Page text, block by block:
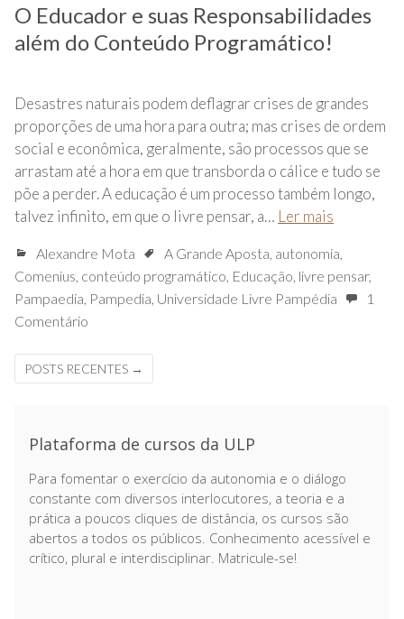
O Educador e suas Responsabilidades
além do Conteúdo Programático!
Desastres naturais podem deflagrar crises de grandes
proporções de uma hora para outra; mas crises de ordem
social e econômica, geralmente, são processos que se
arrastam até a hora em que transborda o cálice e tudo se
põe a perder. A educação é um processo também longo,
talvez infinito, em que o livre pensar, a… Ler mais
Alexandre Mota A Grande Aposta, autonomia,
Comenius, conteúdo programático, Educação, livre pensar,
Pampaedia, Pampedia, Universidade Livre Pampédia
1
Comentário
POSTS RECENTES →
Plataforma de cursos da ULP
Para fomentar o exercício da autonomia e o diálogo
constante com diversos interlocutores, a teoria e a
prática a poucos cliques de distância, os cursos são
abertos a todos os públicos. Conhecimento acessível e
crítico, plural e interdisciplinar. Matricule-se!